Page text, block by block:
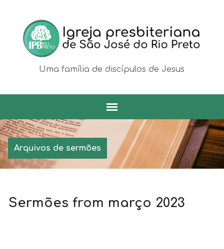
Uma família de discípulos de Jesus
Arquivos de sermões
Sermões from março 2023